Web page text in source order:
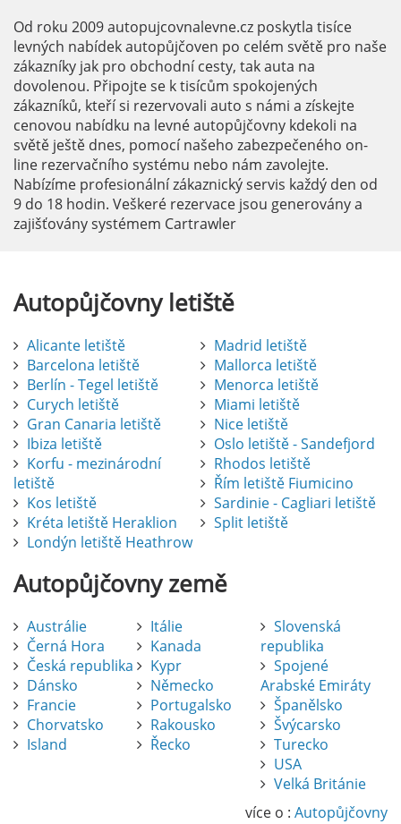
Od roku 2009 autopujcovnalevne.cz poskytla tisíce
levných nabídek autopůjčoven po celém světě pro naše
zákazníky jak pro obchodní cesty, tak auta na
dovolenou. Připojte se k tisícům spokojených
zákazníků, kteří si rezervovali auto s námi a získejte
cenovou nabídku na levné autopůjčovny kdekoli na
světě ještě dnes, pomocí našeho zabezpečeného on-
line rezervačního systému nebo nám zavolejte.
Nabízíme profesionální zákaznický servis každý den od
9 do 18 hodin. Veškeré rezervace jsou generovány a
zajišťovány systémem Cartrawler
Autopůjčovnyletiště
Alicante letiště
Barcelona letiště
Berlín - Tegel letiště
Curych letiště
Gran Canaria letiště
Ibiza letiště
Korfu - mezinárodní
letiště
Kos letiště
Kréta letiště Heraklion
Londýn letiště Heathrow
Madrid letiště
Mallorca letiště
Menorca letiště
Miami letiště
Nice letiště
Oslo letiště - Sandefjord
Rhodos letiště
Řím letiště Fiumicino
Sardinie - Cagliari letiště
Split letiště
Autopůjčovnyzemě
Austrálie
Černá Hora
Česká republika
Dánsko
Francie
Chorvatsko
Island
Itálie
Kanada
Kypr
Německo
Portugalsko
Rakousko
Řecko
Slovenská
republika
Spojené
Arabské Emiráty
Španělsko
Švýcarsko
Turecko
USA
Velká Británie
více o : Autopůjčovny
Pronájem auta na letišti Alicante
Půjčení auta na letišti v Alicante je výborný
způsob, jak pohodlně objevovat město i jeho